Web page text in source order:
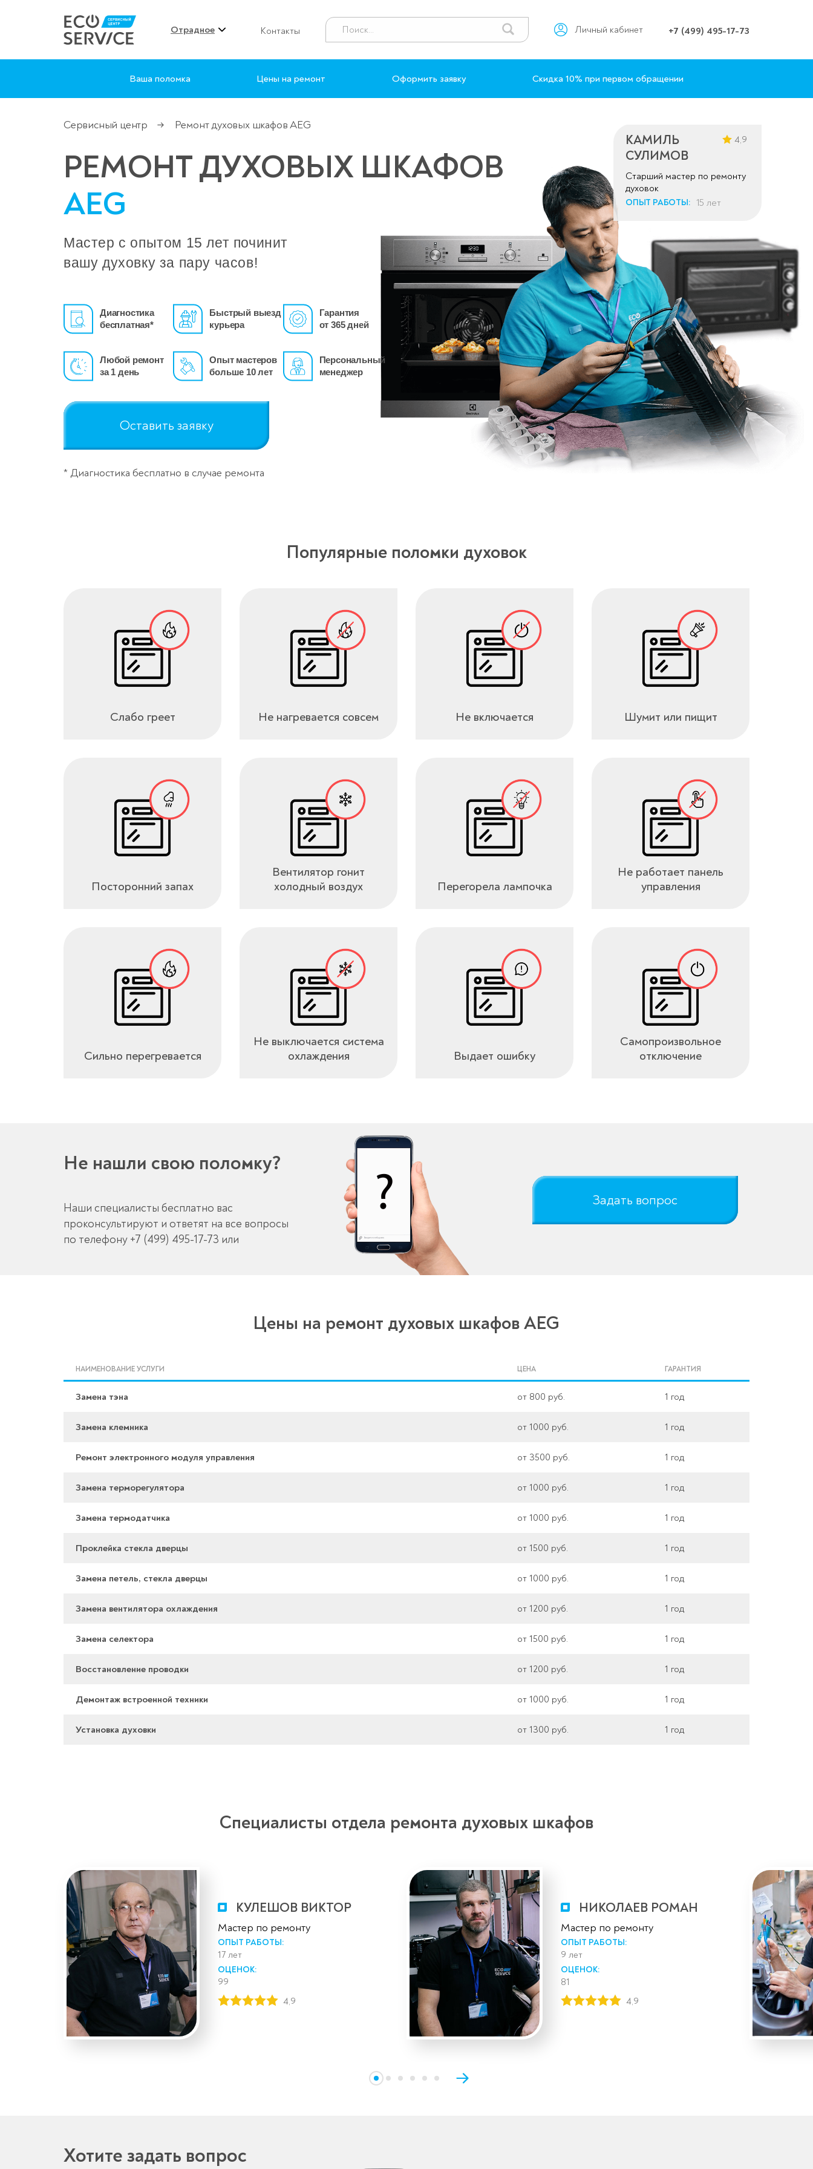
Отрадное Контакты Личный кабинет +7 (499) 495-17-73
Ваша поломка Цены на ремонт Оформить заявку Скидка 10% при первом обращении
Сервисный центр → Ремонт духовых шкафов AEG
РЕМОНТ ДУХОВЫХ ШКАФОВ
AEG
Мастер с опытом 15 лет починит
вашу духовку за пару часов!
Диагностика
бесплатная*
Быстрый выезд
курьера
Гарантия
от 365 дней
Любой ремонт
за 1 день
Опыт мастеров
больше 10 лет
Персональный
менеджер
КАМИЛЬ
СУЛИМОВ
Старший мастер по ремонту
духовок
ОПЫТ РАБОТЫ: 15 лет
4,9
Оставить заявку
* Диагностика бесплатно в случае ремонта
Популярные поломки духовок
Слабо греет Не нагревается совсем Не включается Шумит или пищит
Посторонний запах
Вентилятор гонит
холодный воздух
Перегорела лампочка
Не работает панель
управления
Сильно перегревается
Не выключается система
охлаждения
Выдает ошибку
Самопроизвольное
отключение
Не нашли свою поломку?
Наши специалисты бесплатно вас
проконсультируют и ответят на все вопросы
по телефону +7 (499) 495-17-73 или
Задать вопрос
Цены на ремонт духовых шкафов AEG
НАИМЕНОВАНИЕ УСЛУГИ ЦЕНА ГАРАНТИЯ
Замена тэна от 800 руб. 1 год
Замена клемника от 1000 руб. 1 год
Ремонт электронного модуля управления от 3500 руб. 1 год
Замена терморегулятора от 1000 руб. 1 год
Замена термодатчика от 1000 руб. 1 год
Проклейка стекла дверцы от 1500 руб. 1 год
Замена петель, стекла дверцы от 1000 руб. 1 год
Замена вентилятора охлаждения от 1200 руб. 1 год
Замена селектора от 1500 руб. 1 год
Восстановление проводки от 1200 руб. 1 год
Демонтаж встроенной техники от 1000 руб. 1 год
Установка духовки от 1300 руб. 1 год
Специалисты отдела ремонта духовых шкафов
КУЛЕШОВ ВИКТОР
Мастер по ремонту
ОПЫТ РАБОТЫ:
17 лет
ОЦЕНОК:
99
4,9
НИКОЛАЕВ РОМАН
Мастер по ремонту
ОПЫТ РАБОТЫ:
9 лет
ОЦЕНОК:
81
4,9
Хотите задать вопрос